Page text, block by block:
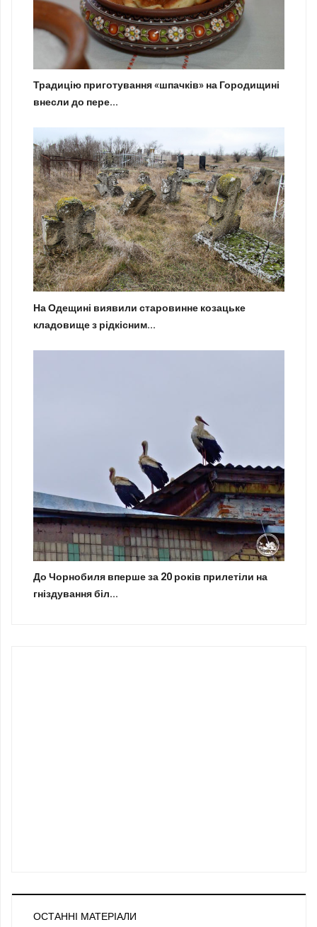
Традицію приготування «шпачків» на Городищині
внесли до пере...
На Одещині виявили старовинне козацьке
кладовище з рідкісним...
До Чорнобиля вперше за 20 років прилетіли на
гніздування біл...
ОСТАННІ МАТЕРІАЛИ